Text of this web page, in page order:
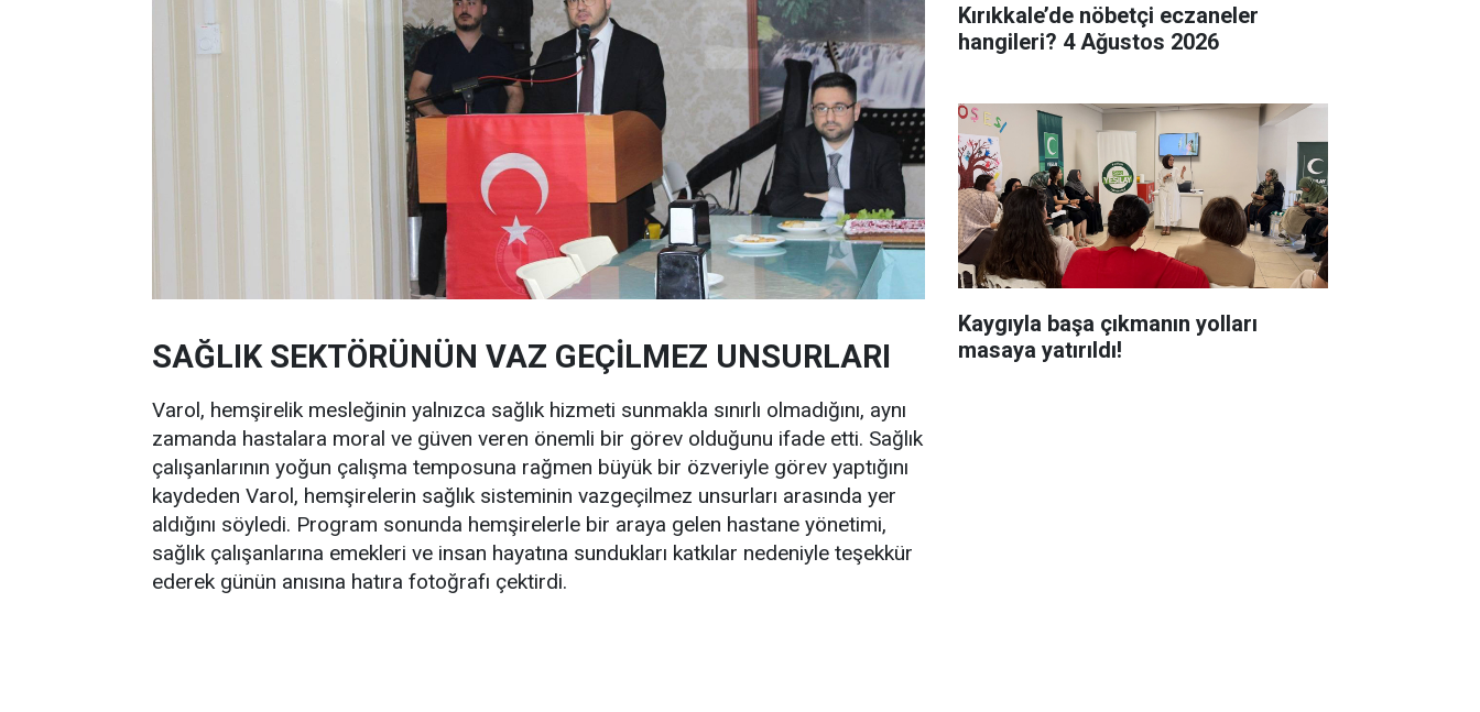
SAĞLIK SEKTÖRÜNÜN VAZ GEÇİLMEZ UNSURLARI
Varol, hemşirelik mesleğinin yalnızca sağlık hizmeti sunmakla sınırlı olmadığını, aynı
zamanda hastalara moral ve güven veren önemli bir görev olduğunu ifade etti. Sağlık
çalışanlarının yoğun çalışma temposuna rağmen büyük bir özveriyle görev yaptığını
kaydeden Varol, hemşirelerin sağlık sisteminin vazgeçilmez unsurları arasında yer
aldığını söyledi. Program sonunda hemşirelerle bir araya gelen hastane yönetimi,
sağlık çalışanlarına emekleri ve insan hayatına sundukları katkılar nedeniyle teşekkür
ederek günün anısına hatıra fotoğrafı çektirdi.
Kırıkkale’de nöbetçi eczaneler
hangileri? 4 Ağustos 2026
Kaygıyla başa çıkmanın yolları
masaya yatırıldı!